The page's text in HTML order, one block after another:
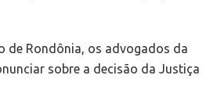
de Rondônia, os advogados da
sobre a decisão da Justiça